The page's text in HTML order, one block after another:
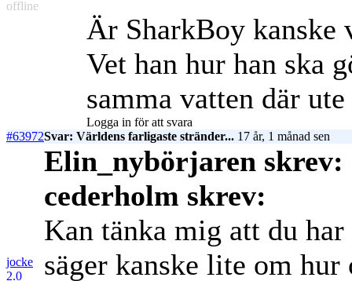
offline
Är SharkBoy kanske
Vet han hur han ska
samma vatten där
Logga in för att svara
#63972Svar: Världens farligaste stränder... 17 år, 1 månad sen
jocke
2.0
Elin_nybörjaren skrev:
cederholm skrev:
Kan tänka mig att du
säger kanske lite om